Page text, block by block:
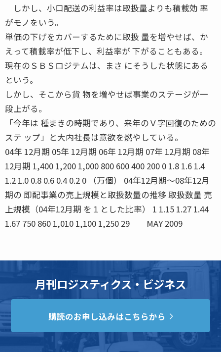
しかし、小口配送の利益率は取扱量よりも積載効 率
がモノをいう。
単価の下げをカバーするために取扱 量を増やせば、か
えって積載率が低下し、利益率が 下がることもある。
現在のＳＢＳロジテムは、まさ にそうした状態にある
という。
しかし、そこから貨 物を増やせば事業のステージが一
段上がる。
「今年は 種まきの時期であり、来年のＶ字回復のための
ステ ップ」と大内社長は意欲を燃やしている。
04年 12月期 05年 12月期 06年 12月期 07年 12月期 08年
12月期 1,400 1,200 1,000 800 600 400 200 0 1.8 1.6 1.4
1.2 1.0 0.8 0.6 0.4 0.2 0 （万個） 04年12月期〜08年12月
期の 即配事業の売上規模と取扱数量の推移 取扱数量 売
上規模（04年12月期 を１とした比率） 1 1.15 1.27 1.44
1.67 750 860 1,010 1,100 1,250 29 MAY 2009
月刊ロジスティクス・ビジネス
購読のお申し込みはこちらから